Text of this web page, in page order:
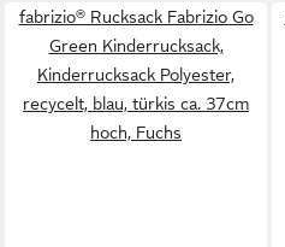
fabrizio® Rucksack Fabrizio Go
Green Kinderrucksack,
Kinderrucksack Polyester,
recycelt, blau, türkis ca. 37cm
hoch, Fuchs